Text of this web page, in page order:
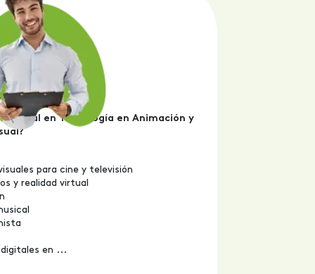
en Tecnología en Animación y
para cine y televisión
y realidad virtual
en ...